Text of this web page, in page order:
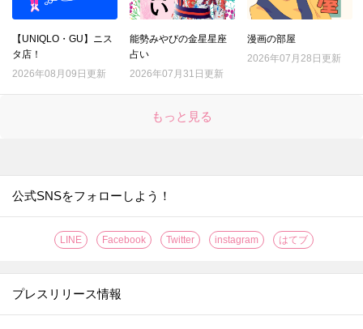
【UNIQLO・GU】ニス
タ店！
2026年08月09日更新
能勢みやびの金星星座
占い
2026年07月31日更新
漫画の部屋
2026年07月28日更新
もっと見る
公式SNSをフォローしよう！
LINE Facebook Twitter instagram はてブ
プレスリリース情報